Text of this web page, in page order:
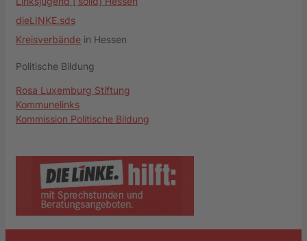
dieLINKE.sds
Kreisverbände in Hessen
Politische Bildung
Rosa Luxemburg Stiftung
Kommunelinks
Kommission Politische Bildung